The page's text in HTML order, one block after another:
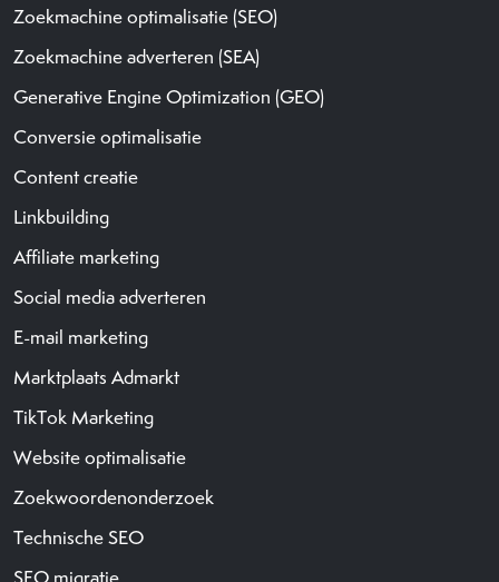
Zoekmachine optimalisatie (SEO)
Zoekmachine adverteren (SEA)
Generative Engine Optimization (GEO)
Conversie optimalisatie
Content creatie
Linkbuilding
Affiliate marketing
Social media adverteren
E-mail marketing
Marktplaats Admarkt
TikTok Marketing
Website optimalisatie
Zoekwoordenonderzoek
Technische SEO